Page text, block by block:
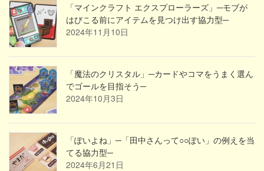
「マインクラフト エクスプローラーズ」─モブが
はびこる前にアイテムを見つけ出す協力型─
2024年11月10日
「魔法のクリスタル」─カードやコマをうまく選ん
でゴールを目指そう─
2024年10月3日
「ぽいよね」─「田中さんって○○ぽい」の例えを当
てる協力型─
2024年6月21日